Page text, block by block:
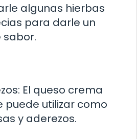
algunas hierbas
para darle un
El queso crema
puede utilizar como
y aderezos.